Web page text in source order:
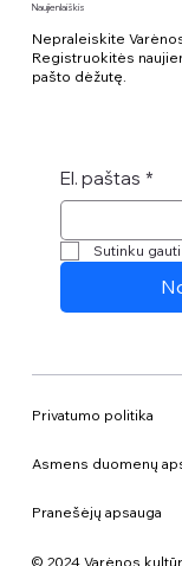
Naujienlaiškis
Nepraleiskite
Registruokitės
pašto dėžutę.
El. paštas *
Sutinku
Privatumo politika
© 2024 Varėnos
Asmens duomenų
Pranešėjų apsauga